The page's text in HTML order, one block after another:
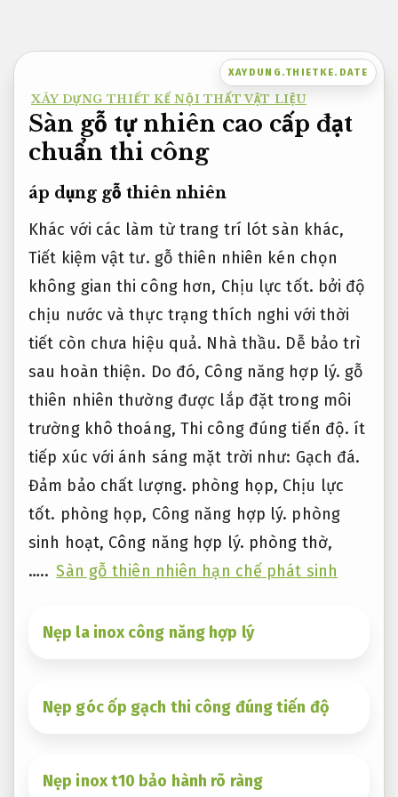
nội
dung
XAYDUNG.THIETKE.DATE
XÂY DỰNG THIẾT KẾ NỘI THẤT VẬT LIỆU
Sàn gỗ tự nhiên cao cấp đạt
chuẩn thi công
áp dụng gỗ thiên nhiên
Khác với các làm từ trang trí lót sàn khác,
Tiết kiệm vật tư. gỗ thiên nhiên kén chọn
không gian thi công hơn, Chịu lực tốt. bởi độ
chịu nước và thực trạng thích nghi với thời
tiết còn chưa hiệu quả. Nhà thầu. Dễ bảo trì
sau hoàn thiện. Do đó, Công năng hợp lý. gỗ
thiên nhiên thường được lắp đặt trong môi
trường khô thoáng, Thi công đúng tiến độ. ít
tiếp xúc với ánh sáng mặt trời như: Gạch đá.
Đảm bảo chất lượng. phòng họp, Chịu lực
tốt. phòng họp, Công năng hợp lý. phòng
sinh hoạt, Công năng hợp lý. phòng thờ,
….. Sàn gỗ thiên nhiên hạn chế phát sinh
Nẹp la inox công năng hợp lý
Nẹp góc ốp gạch thi công đúng tiến độ
Nẹp inox t10 bảo hành rõ ràng